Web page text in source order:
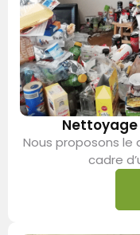
Nettoyage
Nous proposons
cadre